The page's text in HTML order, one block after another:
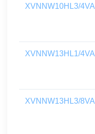
XVNNW10HL3/4VA
XVNNW13HL1/4VA
XVNNW13HL3/8VA